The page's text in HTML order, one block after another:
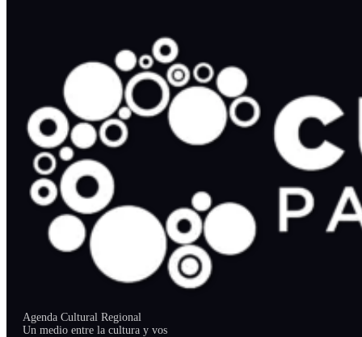
Agenda Cultural Regional
Un medio entre la cultura y vos